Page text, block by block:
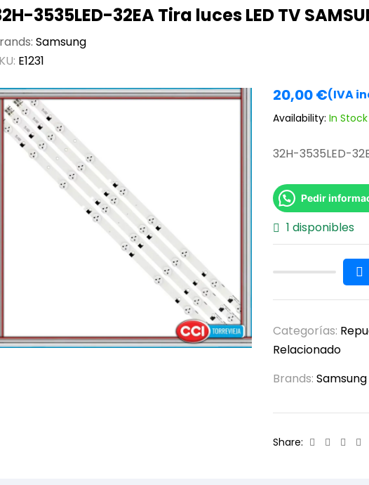
3535LED-32EA Tira luces LED TV
Samsung
E1231
20,00€(IVA
Availability: In Stock
32H-3535LED-
Pedir
1 disponibles
Categorías:
Relacionado
Brands: Samsung
Share: Facebook
Twitter